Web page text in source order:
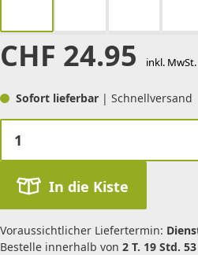
CHF 24.95 inkl. MwSt.
Sofort lieferbar | Schnellversand
In die Kiste
Voraussichtlicher Liefertermin:
Bestelle innerhalb von 2 T. 19 Std.